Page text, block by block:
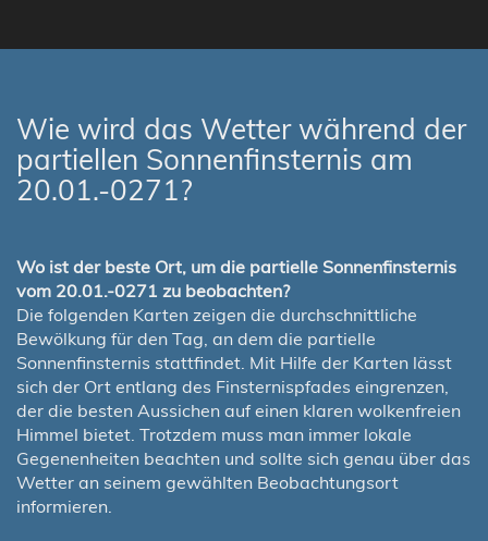
Wie wird das Wetter während der
partiellen Sonnenfinsternis am
20.01.-0271?
Wo ist der beste Ort, um die partielle Sonnenfinsternis
vom 20.01.-0271 zu beobachten?
Die folgenden Karten zeigen die durchschnittliche
Bewölkung für den Tag, an dem die partielle
Sonnenfinsternis stattfindet. Mit Hilfe der Karten lässt
sich der Ort entlang des Finsternispfades eingrenzen,
der die besten Aussichen auf einen klaren wolkenfreien
Himmel bietet. Trotzdem muss man immer lokale
Gegenenheiten beachten und sollte sich genau über das
Wetter an seinem gewählten Beobachtungsort
informieren.